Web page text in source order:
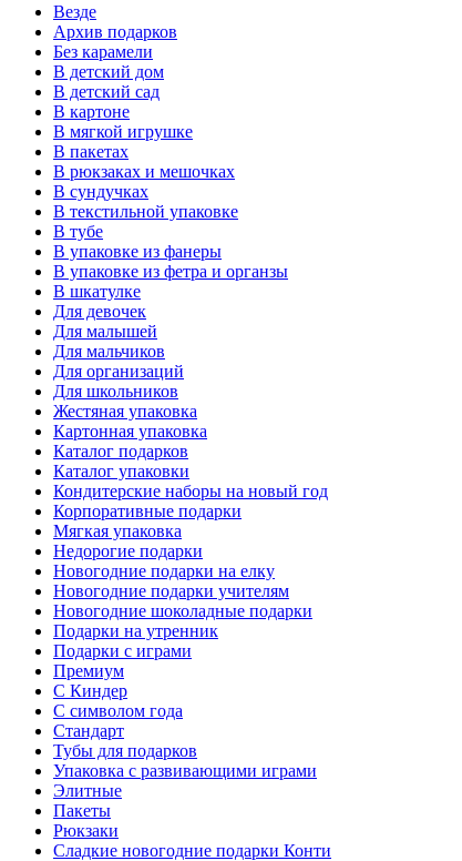
Везде
Архив подарков
Без карамели
В детский дом
В детский сад
В картоне
В мягкой игрушке
В пакетах
В рюкзаках и мешочках
В сундучках
В текстильной упаковке
В тубе
В упаковке из фанеры
В упаковке из фетра и органзы
В шкатулке
Для девочек
Для малышей
Для мальчиков
Для организаций
Для школьников
Жестяная упаковка
Картонная упаковка
Каталог подарков
Каталог упаковки
Кондитерские наборы на новый год
Корпоративные подарки
Мягкая упаковка
Недорогие подарки
Новогодние подарки на елку
Новогодние подарки учителям
Новогодние шоколадные подарки
Подарки на утренник
Подарки с играми
Премиум
С Киндер
С символом года
Стандарт
Тубы для подарков
Упаковка с развивающими играми
Элитные
Пакеты
Рюкзаки
Сладкие новогодние подарки Конти